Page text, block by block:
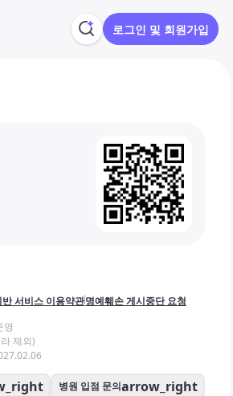
로그인 및 회원가입
서비스 이용약관명예훼손 게시중단 요청
영
제외)
병원 입점 문의arrow_right